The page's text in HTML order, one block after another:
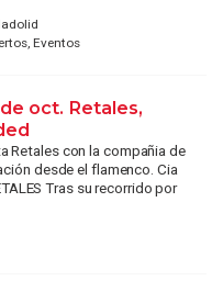
Eventos
oct. Retales,
Retales con la compañia de
desde el flamenco. Cia
Tras su recorrido por